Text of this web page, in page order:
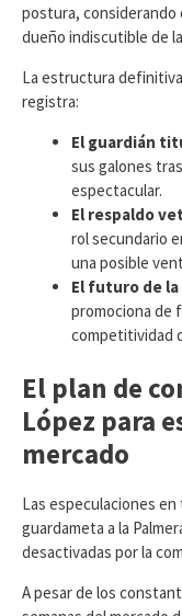
postura, considerando
dueño indiscutible de
​La estructura
registra:
El guardián
sus galones
espectacular.
El respaldo
rol secundario
una posible
El futuro de
promociona de
competitividad
El plan de
López para
mercado
​Las especulaciones
guardameta a la
desactivadas por la
A pesar de los